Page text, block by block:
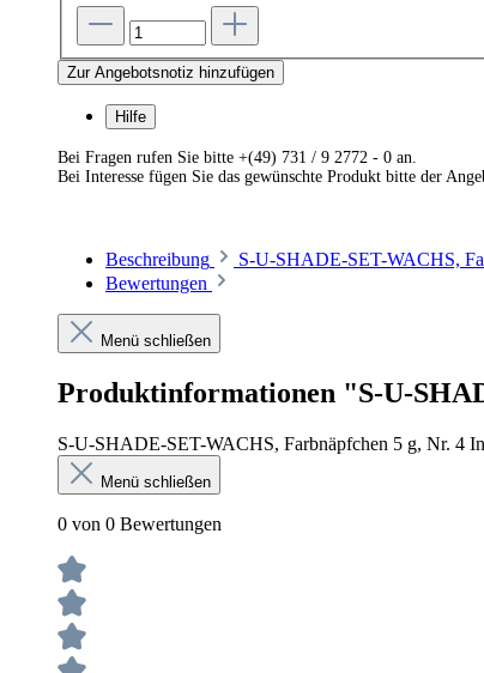
Zur Angebotsnotiz hinzufügen
Hilfe
Bei Fragen rufen Sie bitte +(49) 731 / 9 2772 - 0 an.
Bei Interesse fügen Sie das gewünschte Produkt bitte der
Beschreibung
S-U-SHADE-SET-WACHS,
Bewertungen
Menü schließen
Produktinformationen "S-U-
S-U-SHADE-SET-WACHS, Farbnäpfchen 5 g, Nr. 4
Menü schließen
0 von 0 Bewertungen